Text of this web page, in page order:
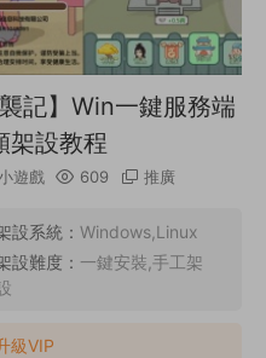
記】Win一鍵服務端
架設教程
遊戲 609 推廣
設系統： Windows,Linux
設難度： 一鍵安裝,手工架
級VIP